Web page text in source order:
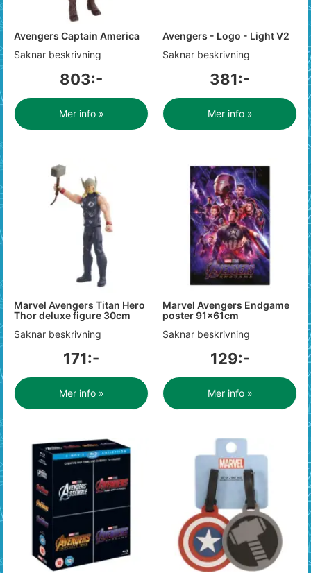
Avengers Captain America
Saknar beskrivning
803:-
Mer info »
Avengers - Logo - Light V2
Saknar beskrivning
381:-
Mer info »
Marvel Avengers Titan Hero
Thor deluxe figure 30cm
Saknar beskrivning
171:-
Mer info »
Marvel Avengers Endgame
poster 91x61cm
Saknar beskrivning
129:-
Mer info »